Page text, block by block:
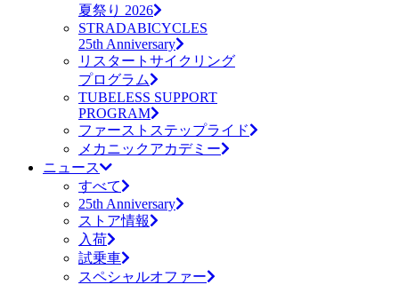
夏祭り 2026
STRADABICYCLES
25th Anniversary
リスタートサイクリング
プログラム
TUBELESS SUPPORT
PROGRAM
ファーストステップライド
メカニックアカデミー
ニュース
すべて
25th Anniversary
ストア情報
入荷
試乗車
スペシャルオファー